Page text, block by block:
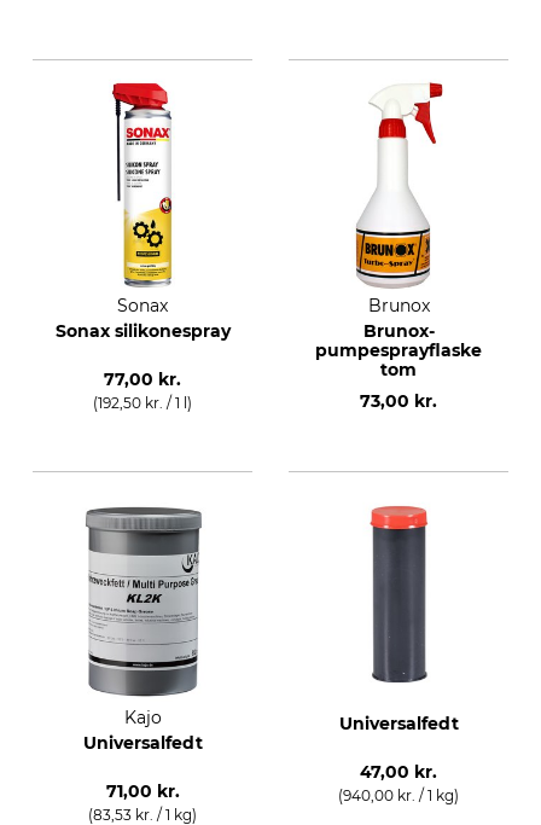
Sonax
Sonax silikonespray
77,00 kr.
(192,50 kr. / 1 l)
Brunox
Brunox-
pumpesprayflaske
tom
73,00 kr.
Kajo
Universalfedt
71,00 kr.
(83,53 kr. / 1 kg)
Universalfedt
47,00 kr.
(940,00 kr. / 1 kg)